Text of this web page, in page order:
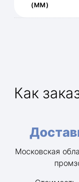
(ММ)
Как
Московская